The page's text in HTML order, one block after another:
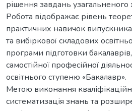
рішення завдань узагальненого
Робота відображає рівень
практичних навичок
та вибіркової складових
програми підготовки
самостійної професійної
освітнього ступеню «Бакалавр».
Метою виконання
систематизація знань та